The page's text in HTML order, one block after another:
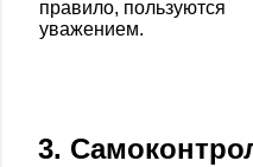
правило, пользуются
уважением.
3.